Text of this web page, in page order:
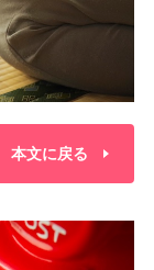
本文に戻る